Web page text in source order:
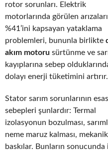
rotor sorunları. Elektrik
motorlarında görülen
%41’ini kapsayan yataklama
problemleri, bununla birlikte
akım motoru sürtünme ve
kayıplarına sebep
dolayı enerji tüketimini artırır.
Stator sarım sorunlarının esas
sebepleri şunlardır: Termal
izolasyonun bozulması,
neme maruz kalması, mekanik
baskılar. Bunların